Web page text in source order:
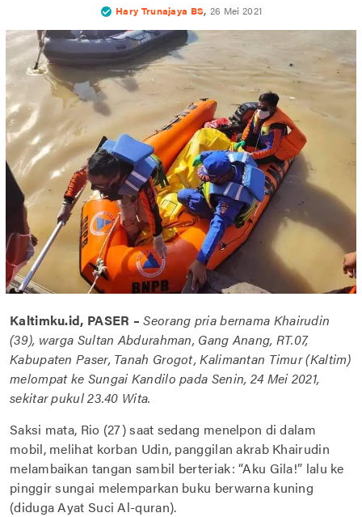
Hary Trunajaya BS, 26 Mei 2021
Kaltimku.id, PASER – Seorang pria bernama Khairudin
(39), warga Sultan Abdurahman, Gang Anang, RT.07,
Kabupaten Paser, Tanah Grogot, Kalimantan Timur (Kaltim)
melompat ke Sungai Kandilo pada Senin, 24 Mei 2021,
sekitar pukul 23.40 Wita.
Saksi mata, Rio (27) saat sedang menelpon di dalam
mobil, melihat korban Udin, panggilan akrab Khairudin
melambaikan tangan sambil berteriak: “Aku Gila!” lalu ke
pinggir sungai melemparkan buku berwarna kuning
(diduga Ayat Suci Al-quran).